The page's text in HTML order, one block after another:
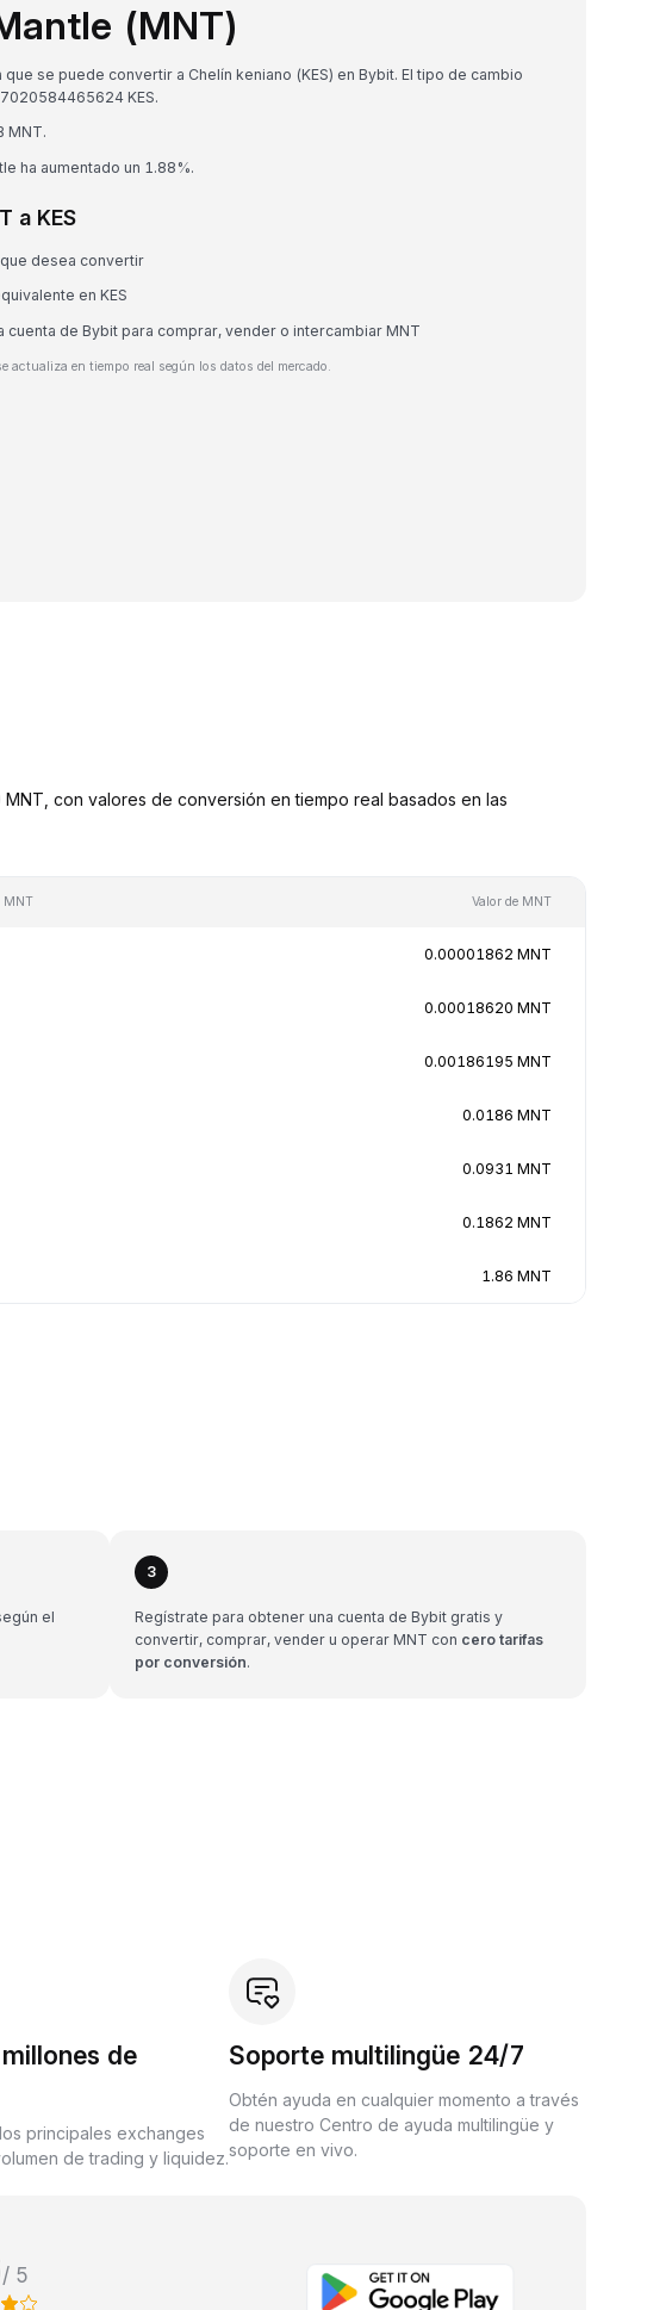
(MNT)
se puede convertir a Chelín keniano (KES) en Bybit. El tipo de cambio
KES.
MNT.
ha aumentado un 1.88%.
a KES
desea convertir
en KES
cuenta de Bybit para comprar, vender o intercambiar MNT
actualiza en tiempo real según los datos del mercado.
con valores de conversión en tiempo real basados en las
MNT Valor de MNT
0.00001862 MNT
0.00018620 MNT
0.00186195 MNT
0.0186 MNT
0.0931 MNT
0.1862 MNT
1.86 MNT
el
3
Regístrate para obtener una cuenta de Bybit gratis y
convertir, comprar, vender u operar MNT con cero tarifas
por conversión.
de
principales exchanges
de trading y liquidez.
Soporte multilingüe 24/7
Obtén ayuda en cualquier momento a través
de nuestro Centro de ayuda multilingüe y
soporte en vivo.
/ 5